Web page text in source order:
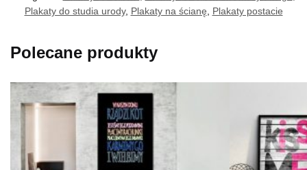
Plakaty do studia urody, Plakaty na ścianę, Plakaty postacie
Polecane produkty